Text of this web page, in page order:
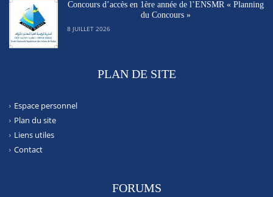
Concours d’accès en 1ère année de l’ENSMR « Planning
du Concours »
8 JUILLET 2026
PLAN DE SITE
Espace personnel
Plan du site
Liens utiles
Contact
FORUMS